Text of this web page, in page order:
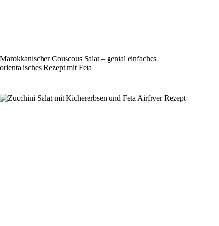
Marokkanischer Couscous Salat – genial einfaches
orientalisches Rezept mit Feta